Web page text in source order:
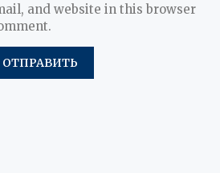
and website in this browser